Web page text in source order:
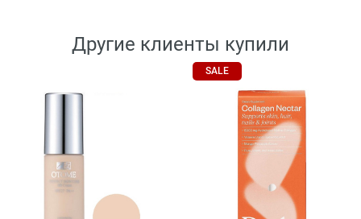
Другие клиенты купили
SALE